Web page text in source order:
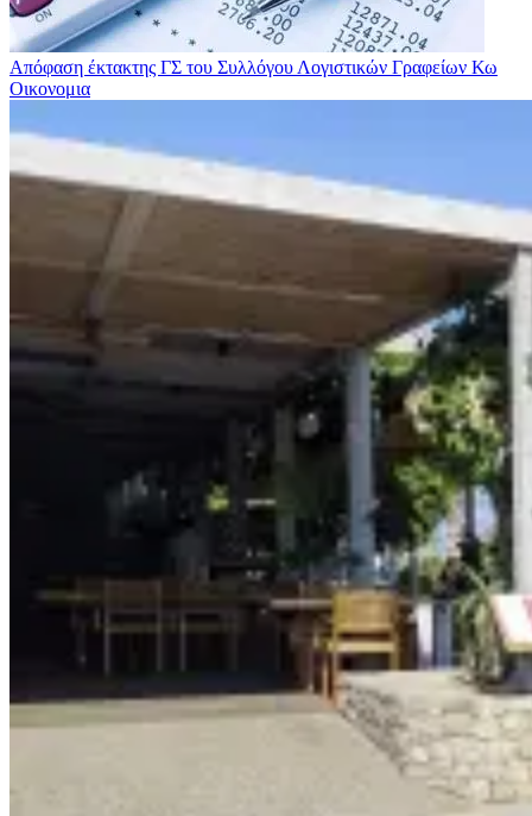
Απόφαση έκτακτης ΓΣ του Συλλόγου Λογιστικών Γραφείων Κω
Οικονομια